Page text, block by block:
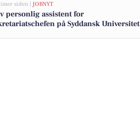
siden | JOBNYT
personlig assistent for
på Syddansk Universitet